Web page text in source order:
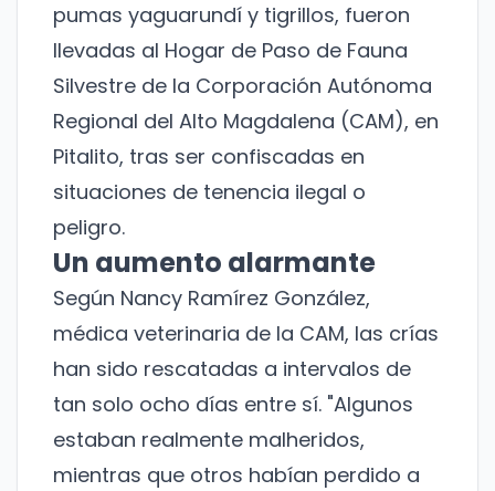
pumas yaguarundí y tigrillos, fueron
llevadas al Hogar de Paso de Fauna
Silvestre de la Corporación Autónoma
Regional del Alto Magdalena (CAM), en
Pitalito, tras ser confiscadas en
situaciones de tenencia ilegal o
peligro.
Un aumento alarmante
Según Nancy Ramírez González,
médica veterinaria de la CAM, las crías
han sido rescatadas a intervalos de
tan solo ocho días entre sí. "Algunos
estaban realmente malheridos,
mientras que otros habían perdido a